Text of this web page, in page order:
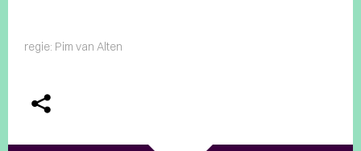
regie: Pim van Alten